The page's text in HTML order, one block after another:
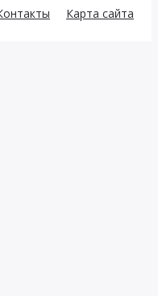
Карта сайта